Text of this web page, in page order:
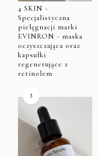
4 SKIN -
Specjalistyczna
pielęgnacji marki
EVINRON - maska
oczyszczająca oraz
kapsułki
regenerujące z
retinolem